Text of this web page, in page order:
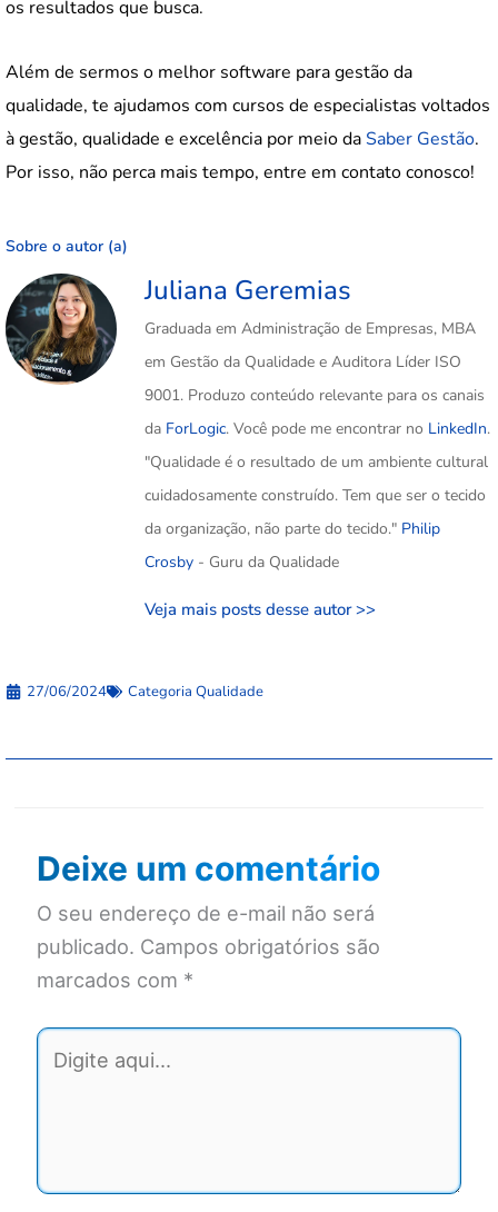
os resultados que busca.
Além de sermos o melhor software para gestão da
qualidade, te ajudamos com cursos de especialistas voltados
à gestão, qualidade e excelência por meio daSaber Gestão.
Por isso, não perca mais tempo, entre em contato conosco!
Sobre o autor (a)
Juliana Geremias
Graduada em Administração de Empresas, MBA
em Gestão da Qualidade e Auditora Líder ISO
9001. Produzo conteúdo relevante para os canais
da ForLogic. Você pode me encontrar no LinkedIn.
"Qualidade é o resultado de um ambiente cultural
cuidadosamente construído. Tem que ser o tecido
da organização, não parte do tecido." Philip
Crosby - Guru da Qualidade
Veja mais posts desse autor >>
27/06/2024 Categoria Qualidade
Deixe um comentário
O seu endereço de e-mail não será
publicado. Campos obrigatórios são
marcados com *
Digite
aqui...